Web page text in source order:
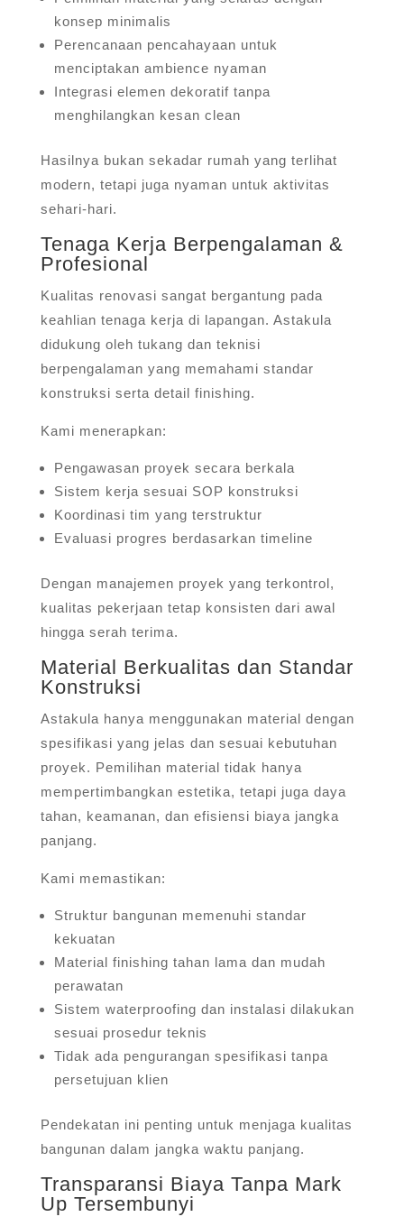
konsep minimalis
Perencanaan pencahayaan untuk
menciptakan ambience nyaman
Integrasi elemen dekoratif tanpa
menghilangkan kesan clean
Hasilnya bukan sekadar rumah yang terlihat
modern, tetapi juga nyaman untuk aktivitas
sehari-hari.
Tenaga Kerja Berpengalaman &
Profesional
Kualitas renovasi sangat bergantung pada
keahlian tenaga kerja di lapangan. Astakula
didukung oleh tukang dan teknisi
berpengalaman yang memahami standar
konstruksi serta detail finishing.
Kami menerapkan:
Pengawasan proyek secara berkala
Sistem kerja sesuai SOP konstruksi
Koordinasi tim yang terstruktur
Evaluasi progres berdasarkan timeline
Dengan manajemen proyek yang terkontrol,
kualitas pekerjaan tetap konsisten dari awal
hingga serah terima.
Material Berkualitas dan Standar
Konstruksi
Astakula hanya menggunakan material dengan
spesifikasi yang jelas dan sesuai kebutuhan
proyek. Pemilihan material tidak hanya
mempertimbangkan estetika, tetapi juga daya
tahan, keamanan, dan efisiensi biaya jangka
panjang.
Kami memastikan:
Struktur bangunan memenuhi standar
kekuatan
Material finishing tahan lama dan mudah
perawatan
Sistem waterproofing dan instalasi dilakukan
sesuai prosedur teknis
Tidak ada pengurangan spesifikasi tanpa
persetujuan klien
Pendekatan ini penting untuk menjaga kualitas
bangunan dalam jangka waktu panjang.
Transparansi Biaya Tanpa Mark
Up Tersembunyi